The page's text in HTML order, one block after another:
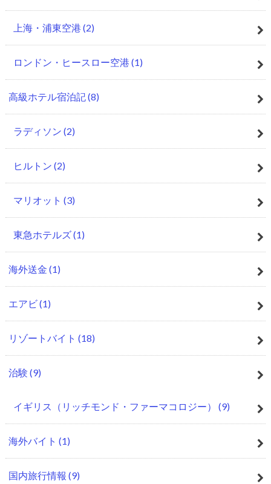
上海・浦東空港 (2)
ロンドン・ヒースロー空港 (1)
高級ホテル宿泊記(8)
ラディソン (2)
ヒルトン (2)
マリオット (3)
東急ホテルズ(1)
海外送金 (1)
エアビ(1)
リゾートバイト (18)
治験 (9)
イギリス（リッチモンド・ファーマコロジー） (9)
海外バイト (1)
国内旅行情報 (9)